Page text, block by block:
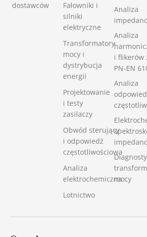
dostawców
Fałowniki i
silniki
elektryczne
Transformatory
mocy i
dystrybucja
energii
Projektowanie
i testy
zasilaczy
Obwód sterujący
i odpowiedź
częstotliwościowa
Analiza
elektrochemiczna
Lotnictwo
Analiza
Analiza
i flikerów
PN-EN
Analiza
mocy